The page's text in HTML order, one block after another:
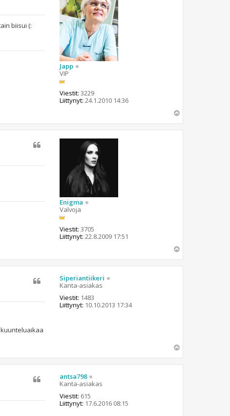
Japp
VIP
Viestit: 3229
Liittynyt: 24.1.2010 14:36
biisui (:
ö
Enigma
Valvoja
Viestit: 3705
Liittynyt: 22.8.2009 17:51
ö
Siperiantiikeri
Kanta-asiakas
Viestit: 1483
Liittynyt: 10.10.2013 17:34
ö
antsa798
Kanta-asiakas
Viestit: 615
Liittynyt: 17.6.2016 08:15